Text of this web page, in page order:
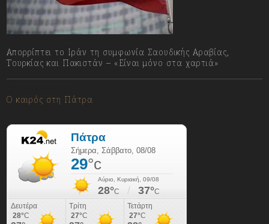
Απορρίπτει το Ιράν τη συμφωνία Σαουδικής Αραβίας,
Τουρκίας και Πακιστάν – «Είναι μόνο στα χαρτιά»
Ο καιρός στη Πάτρα